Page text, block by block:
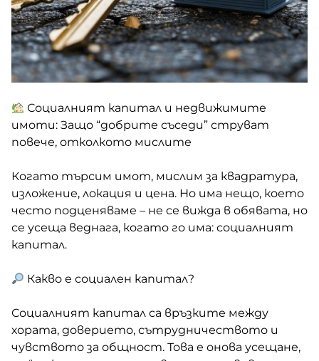
Социалният капитал и недвижимите
имоти: Защо “добрите съседи” струват
повече, отколкото мислите
Когато търсим имот, мислим за квадратура,
изложение, локация и цена. Но има нещо, което
често подценяваме – не се вижда в обявата, но
се усеща веднага, когато го има: социалният
капитал.
Какво е социален капитал?
Социалният капитал са връзките между
хората, доверието, сътрудничеството и
чувството за общност. Това е онова усещане,